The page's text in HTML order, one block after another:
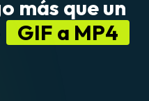
más que un
GIF a MP4